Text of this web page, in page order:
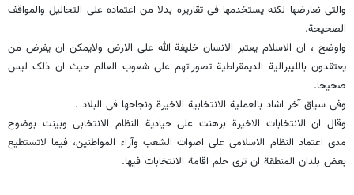
والتی نعارضها لکنه یستخدمها فی تقاریره بدلا من اعتماده على التحالیل والمواقف
الصحیحة.
واوضح ، ان الاسلام یعتبر الانسان خلیفة الله على الارض ولایمکن ان یفرض من
یعتقدون باللیبرالیة الدیمقراطیة تصوراتهم على شعوب العالم حیث ان ذلک لیس
صحیحا.
وفی سیاق آخر اشاد بالعملیة الانتخابیة الاخیرة ونجاحها فی البلاد .
وقال ان الانتخابات الاخیرة برهنت على حیادیة النظام الانتخابی وبینت بوضوح
مدى اعتماد النظام الاسلامی على اصوات الشعب وآراء المواطنین، فیما لاتستطیع
بعض بلدان المنطقة ان ترى حلم اقامة الانتخابات فیها.